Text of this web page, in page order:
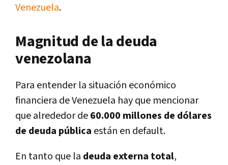
Venezuela.
Magnitud de la deuda
venezolana
Para entender la situación económico
financiera de Venezuela hay que mencionar
que alrededor de60.000 millones de dólares
de deuda pública están en default.
En tanto que la deuda externa total,